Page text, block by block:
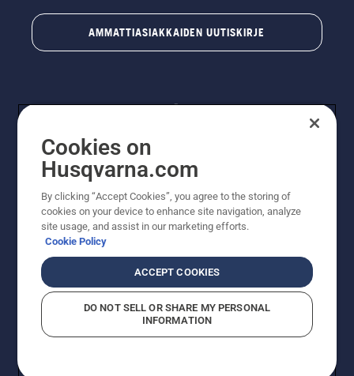
AMMATTIASIAKKAIDEN UUTISKIRJE
© Husqvarna AB (publ). Kaikki oikeudet pidätetään.
Hinnat ovat suositushintoja. Varaamme oikeudet
hintamuutoksiin, kirjoitus- ja sisältövirheisiin. Sivusto
pyritään pitämään mahdollisimman ajantasaisena ja
suositushintoja (sis. alv), ellei tuotetta voi ostaa
suoraan verkkosivustoltamme.
EvästekäytäntöKäyttöehdotTietosuojailmoitusTiedot
Epäillyistä rikkomuksista ilmoittaminen
Cookies on
Husqvarna.com
By clicking “Accept Cookies”, you agree to the storing of
cookies on your device to enhance site navigation, analyze
site usage, and assist in our marketing efforts.
Cookie Policy
ACCEPT COOKIES
DO NOT SELL OR SHARE MY PERSONAL
INFORMATION